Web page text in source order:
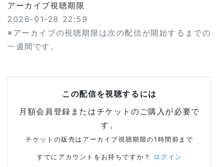
アーカイブ視聴期限
2026-01-28 22:59
※アーカイブの視聴期限は次の配信が開始するまでの
一週間です。
この配信を視聴するには
月額会員登録またはチケットのご購入が必要で
す。
チケットの販売はアーカイブ視聴期限の1時間前まで
すでにアカウントをお持ちですか？ ログイン